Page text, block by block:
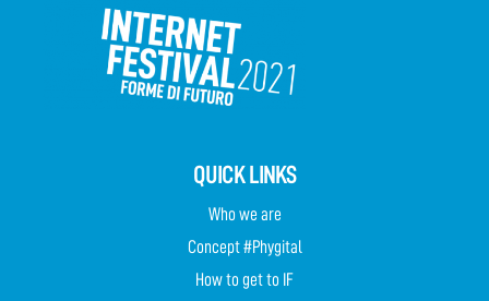
QUICK LINKS
Who we are
Concept #Phygital
How to get to IF